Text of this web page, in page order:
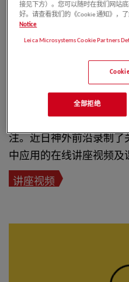
（上图）以动脉瘤夹闭
路的大景深让瘤颈夹闭
分辨率则让夹闭瘤颈和
合为一幅分辨率和景深
很多神外专家对搭载融
注。近日神外前沿录制
中应用的在线讲座视频及
讲座视频
接见下方）。您可以随时在我们网站
好。请查看我们的《Cookie 通知》，
Notice
Leica Microsystems Cookie Partners
全部拒绝